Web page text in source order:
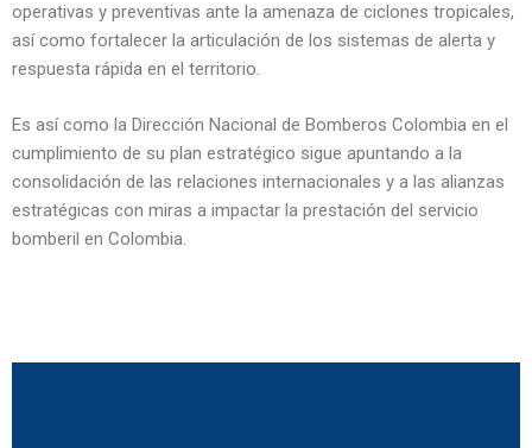
operativas y preventivas ante la amenaza de ciclones tropicales,
así como fortalecer la articulación de los sistemas de alerta y
respuesta rápida en el territorio.
Es así como la Dirección Nacional de Bomberos Colombia en el
cumplimiento de su plan estratégico sigue apuntando a la
consolidación de las relaciones internacionales y a las alianzas
estratégicas con miras a impactar la prestación del servicio
bomberil en Colombia.